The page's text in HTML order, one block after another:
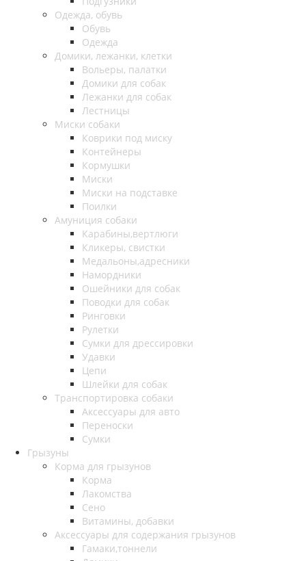
Одежда, обувь
Обувь
Одежда
Домики, лежанки, клетки
Вольеры, палатки
Домики для собак
Лежанки для собак
Лестницы
Миски собаки
Коврики под миску
Контейнеры
Кормушки
Миски
Миски на подставке
Поилки
Амуниция собаки
Карабины,вертлюги
Кликеры, свистки
Медальоны,адресники
Намордники
Ошейники для собак
Поводки для собак
Ринговки
Рулетки
Сумки для дрессировки
Удавки
Цепи
Шлейки для собак
Транспортировка собаки
Аксессуары для авто
Переноски
Сумки
Грызуны
Корма для грызунов
Корма
Лакомства
Сено
Витамины, добавки
Аксессуары для содержания грызунов
Гамаки,тоннели